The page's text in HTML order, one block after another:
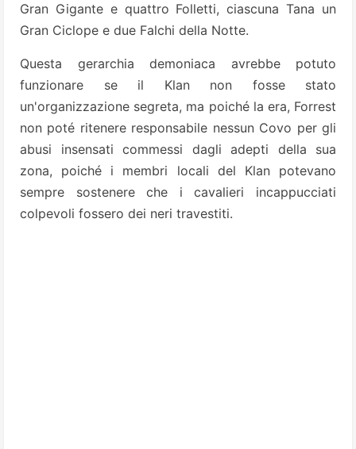
Gran Gigante e quattro Folletti, ciascuna Tana un
Gran Ciclope e due Falchi della Notte.
Questa gerarchia demoniaca avrebbe potuto
funzionare se il Klan non fosse stato
un'organizzazione segreta, ma poiché la era, Forrest
non poté ritenere responsabile nessun Covo per gli
abusi insensati commessi dagli adepti della sua
zona, poiché i membri locali del Klan potevano
sempre sostenere che i cavalieri incappucciati
colpevoli fossero dei neri travestiti.